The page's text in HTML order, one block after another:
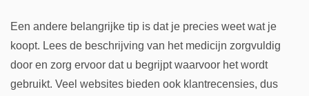
Een andere belangrijke tip is dat je precies weet wat je
koopt. Lees de beschrijving van het medicijn zorgvuldig
door en zorg ervoor dat u begrijpt waarvoor het wordt
gebruikt. Veel websites bieden ook klantrecensies, dus